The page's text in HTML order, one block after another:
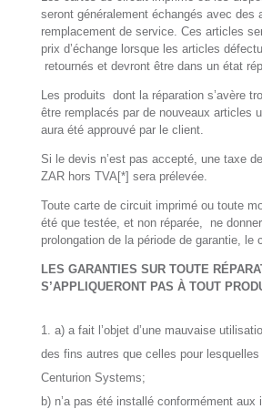
seront généralement échangés avec des
remplacement de service. Ces articles
prix d’échange lorsque les articles
retournés et devront être dans un état
Les produits dont la réparation s’avère
être remplacés par de nouveaux articles
aura été approuvé par le client.
Si le devis n’est pas accepté, une taxe
ZAR hors TVA[*] sera prélevée.
Toute carte de circuit imprimé ou toute
été que testée, et non réparée, ne
prolongation de la période de garantie, le
LES GARANTIES SUR TOUTE
S’APPLIQUERONT PAS À TOUT
a) a fait l’objet d’une mauvaise
des fins autres que celles pour
Centurion Systems;
b) n’a pas été installé conformément aux